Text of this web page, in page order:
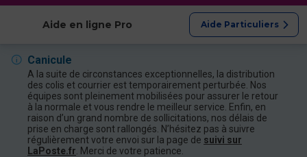
Aide en ligne Pro Aide Particuliers
Canicule
A la suite de circonstances exceptionnelles, la distribution
des colis et courrier est temporairement perturbée. Nos
équipes sont pleinement mobilisées pour assurer le retour
à la normale et vous rendre le meilleur service. Enfin, en
raison d’un grand nombre de sollicitations, nos délais de
prise en charge sont rallongés. N’hésitez pas à suivre
régulièrement votre envoi sur la page de suivi sur
LaPoste.fr . Merci de votre patience.